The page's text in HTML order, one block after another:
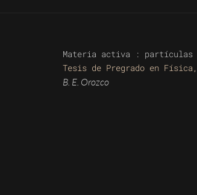
Materia activa : partículas
Tesis de Pregrado en
B. E. Orozco